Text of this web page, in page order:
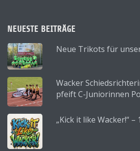
NEUESTE BEITRÄGE
Neue Trikots für
Wacker
pfeift C-Juniorinnen
„Kick it like Wacker!“ –